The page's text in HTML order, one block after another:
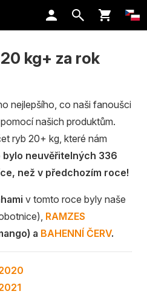
kg+ za rok
nejlepšího, co naši fanoušci
našich produktům.
ryb 20+ kg, které nám
neuvěřitelných 336
než v předchozím roce!
v tomto roce byly naše
RAMZES
a BAHENNÍ ČERV.